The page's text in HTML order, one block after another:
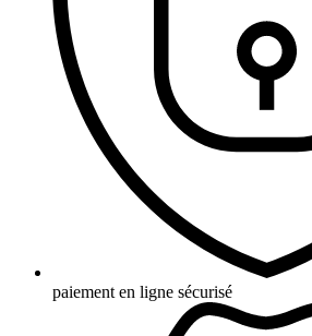
paiement en ligne sécurisé